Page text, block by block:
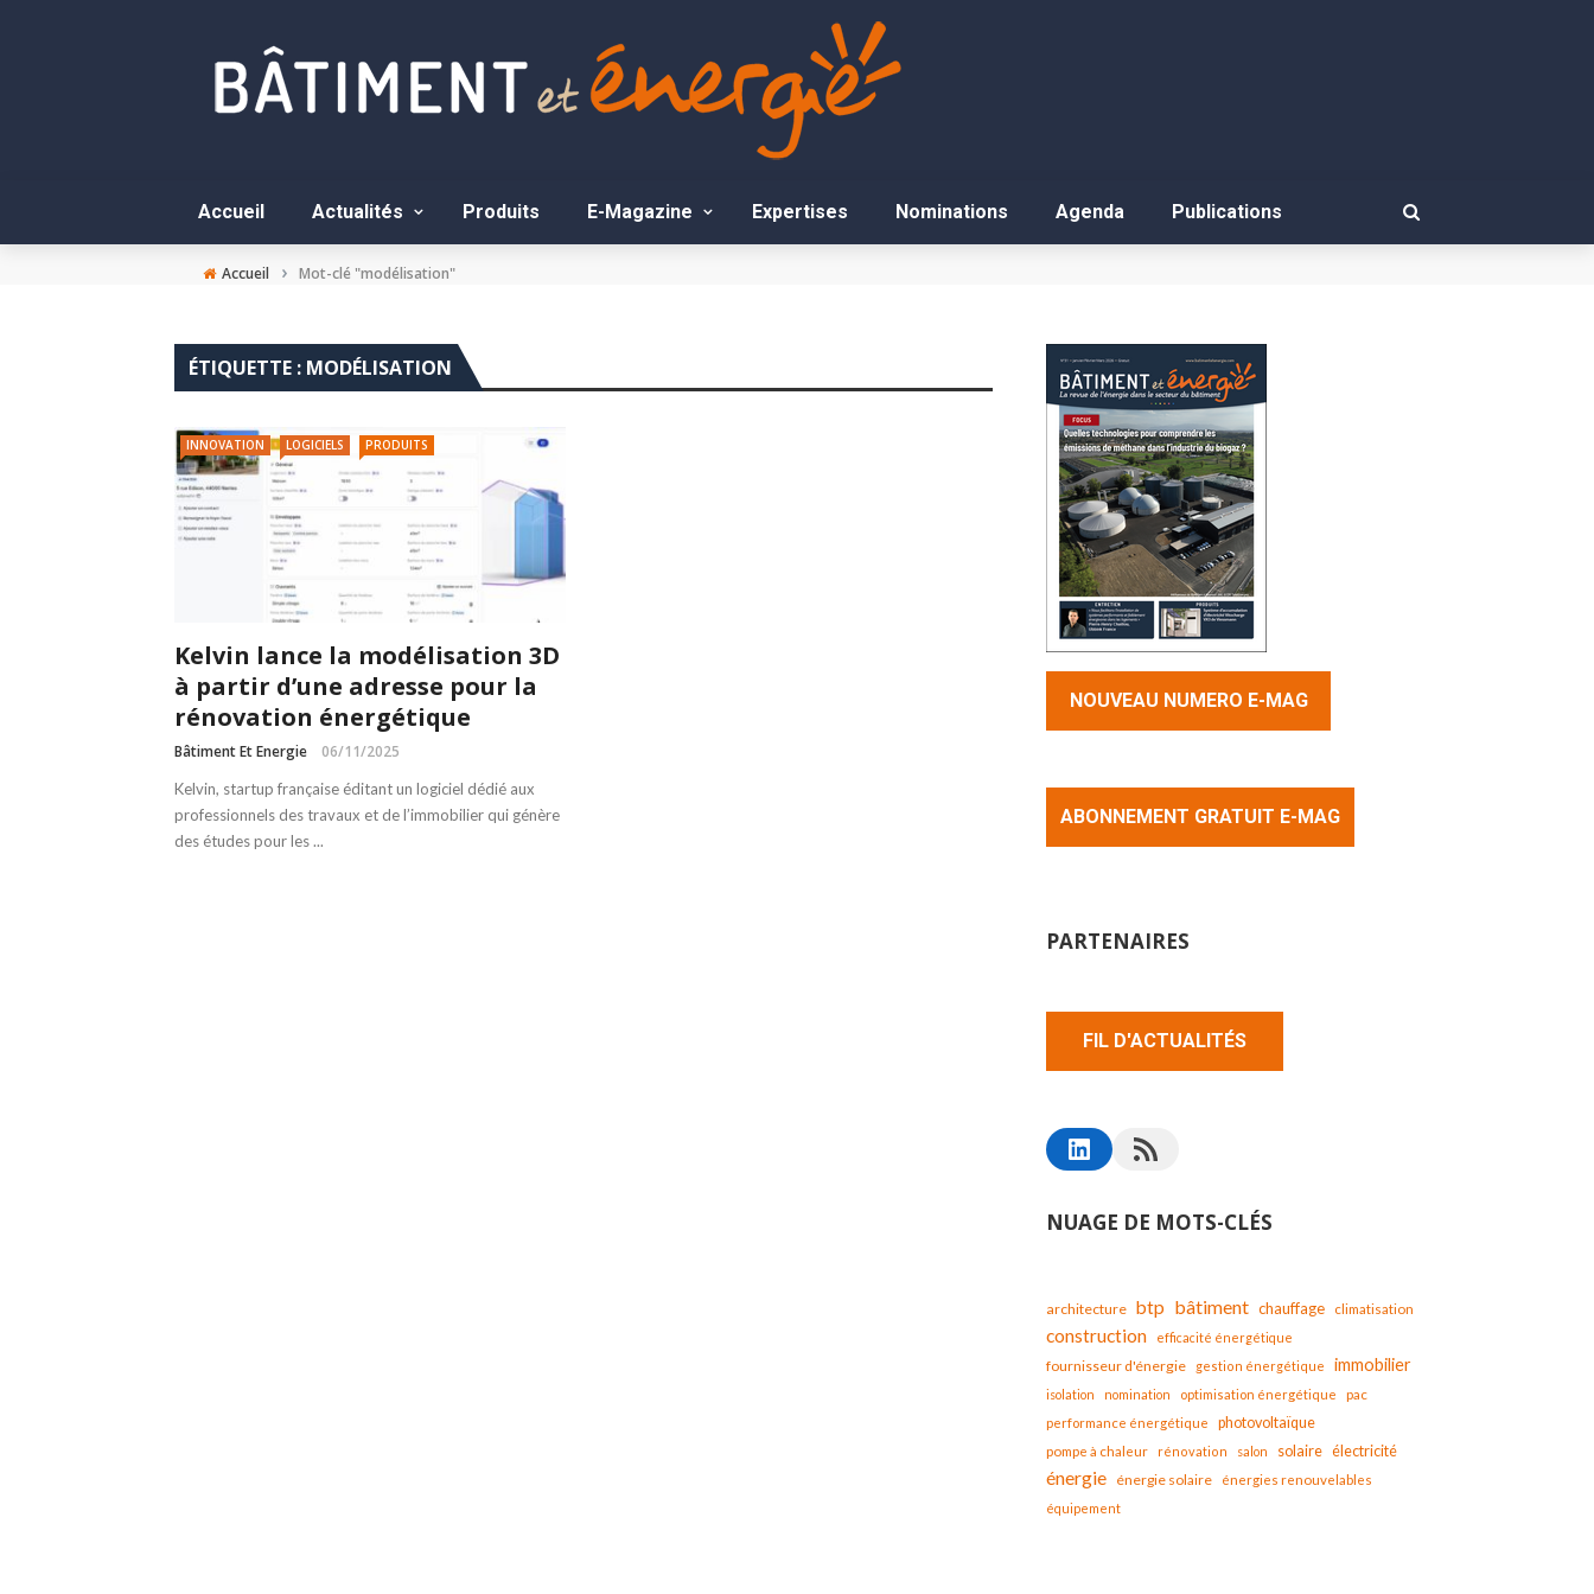
Accueil Actualités Produits E-Magazine Expertises Nominations Agenda Publications
Accueil › Mot-clé "modélisation"
ÉTIQUETTE : MODÉLISATION
INNOVATION LOGICIELS PRODUITS
Kelvin lance la modélisation 3D
à partir d’une adresse pour la
rénovation énergétique
Bâtiment Et Energie 06/11/2025
Kelvin, startup française éditant un logiciel dédié aux
professionnels des travaux et de l’immobilier qui génère
des études pour les ...
NOUVEAU NUMERO E-MAG
ABONNEMENT GRATUIT E-MAG
PARTENAIRES
FIL D'ACTUALITÉS
NUAGE DE MOTS-CLÉS
architecture btp bâtiment chauffage climatisation
construction efficacité énergétique
fournisseur d'énergie gestion énergétique immobilier
isolation nomination optimisation énergétique
pac
performance énergétique
photovoltaïque
pompe à chaleur rénovation salon solaire électricité
énergie énergie solaire
énergies renouvelables
équipement